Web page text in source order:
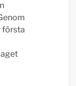
första